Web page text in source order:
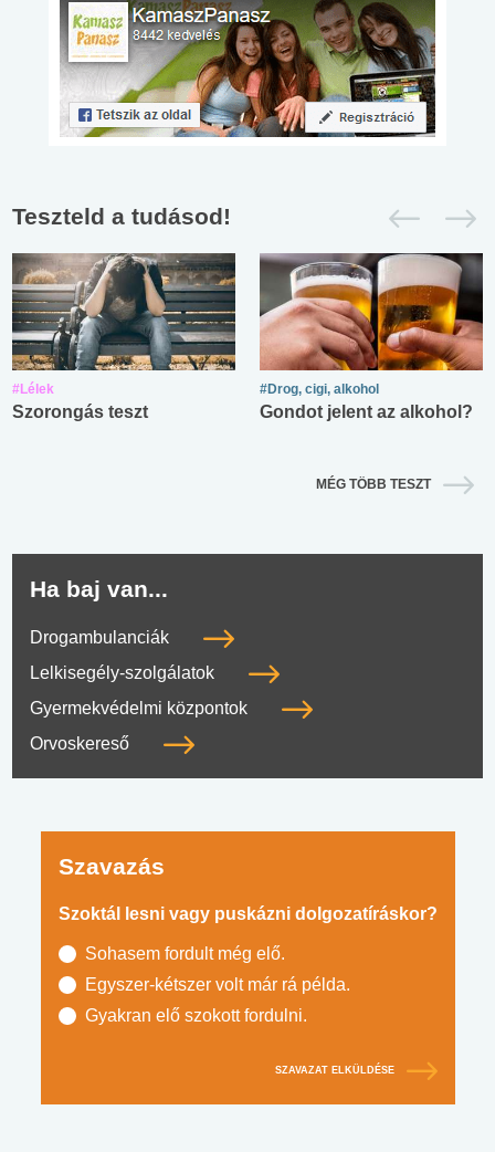
Teszteld a tudásod!
#Lélek
Szorongás teszt
#Drog, cigi, alkohol
Gondot jelent az alkohol?
MÉG TÖBB TESZT
Ha baj van...
Drogambulanciák
Lelkisegély-szolgálatok
Gyermekvédelmi központok
Orvoskereső
Szavazás
Szoktál lesni vagy puskázni dolgozatíráskor?
Sohasem fordult még elő.
Egyszer-kétszer volt már rá példa.
Gyakran elő szokott fordulni.
SZAVAZAT ELKÜLDÉSE